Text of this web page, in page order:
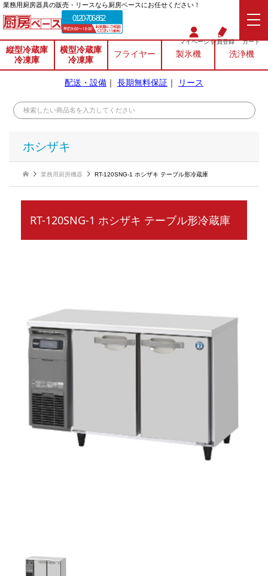
業務⽤厨房器具の販売・リースなら厨房ベースにお任せください！
0120-706-862
マイページ会員登録 カート
縦型冷蔵庫
冷凍庫
横型冷蔵庫
冷凍庫
フライヤー 製氷機 洗浄機
配送・設備 ｜ 長期無料保証 ｜ リース
ホシザキ
業務用厨房機器 RT-120SNG-1 ホシザキ テーブル形冷蔵庫
RT-120SNG-1 ホシザキ テーブル形冷蔵庫